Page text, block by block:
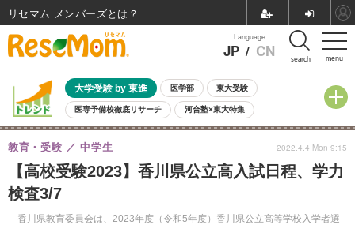
menu
Language
JP / CN search
大学受験 by 東進 医学部 東大受験
医専予備校徹底リサーチ 河合塾×東大特集
親子で考える大学選び 高校受験 中学受験 小学校受験
共通テスト 夏休み
8月開催イベント・WS 全国公立高校 過去問 人気記事
自由研究教材（小学生向け）
【高校受験2023】香川県公立高入試日程、学力
検査3/7
香川県教育委員会は、2023年度（令和5年度）香川県公立高等学校入学者選
教育・受験 中学生 2022.4.4 Mon 9:15
リセマム メンバーズ